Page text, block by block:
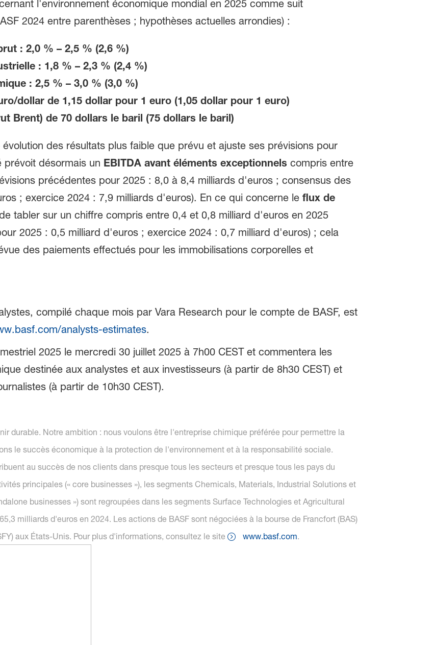
l'environnement économique mondial en 2025 comme suit
2024 entre parenthèses ; hypothèses actuelles arrondies) :
: 2,0 % – 2,5 % (2,6 %)
: 1,8 % – 2,3 % (2,4 %)
: 2,5 % – 3,0 % (3,0 %)
dollar de 1,15 dollar pour 1 euro (1,05 dollar pour 1 euro)
Brent) de 70 dollars le baril (75 dollars le baril)
des résultats plus faible que prévu et ajuste ses prévisions pour
désormais un EBITDA avant éléments exceptionnels compris entre
précédentes pour 2025 : 8,0 à 8,4 milliards d'euros ; consensus des
; exercice 2024 : 7,9 milliards d'euros). En ce qui concerne le flux de
tabler sur un chiffre compris entre 0,4 et 0,8 milliard d'euros en 2025
2025 : 0,5 milliard d'euros ; exercice 2024 : 0,7 milliard d'euros) ; cela
des paiements effectués pour les immobilisations corporelles et
compilé chaque mois par Vara Research pour le compte de BASF, est
analysts-estimates.
2025 le mercredi 30 juillet 2025 à 7h00 CEST et commentera les
destinée aux analystes et aux investisseurs (à partir de 8h30 CEST) et
(à partir de 10h30 CEST).
durable. Notre ambition : nous voulons être l'entreprise chimique préférée pour permettre la
le succès économique à la protection de l'environnement et à la responsabilité sociale.
au succès de nos clients dans presque tous les secteurs et presque tous les pays du
principales (« core businesses »), les segments Chemicals, Materials, Industrial Solutions et
businesses ») sont regroupées dans les segments Surface Technologies et Agricultural
milliards d'euros en 2024. Les actions de BASF sont négociées à la bourse de Francfort (BAS)
aux États-Unis. Pour plus d'informations, consultez le site
www.basf.com.